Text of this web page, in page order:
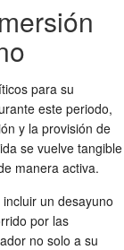
para su
este periodo,
y la provisión de
se vuelve tangible
manera activa.
un desayuno
por las
no solo a su